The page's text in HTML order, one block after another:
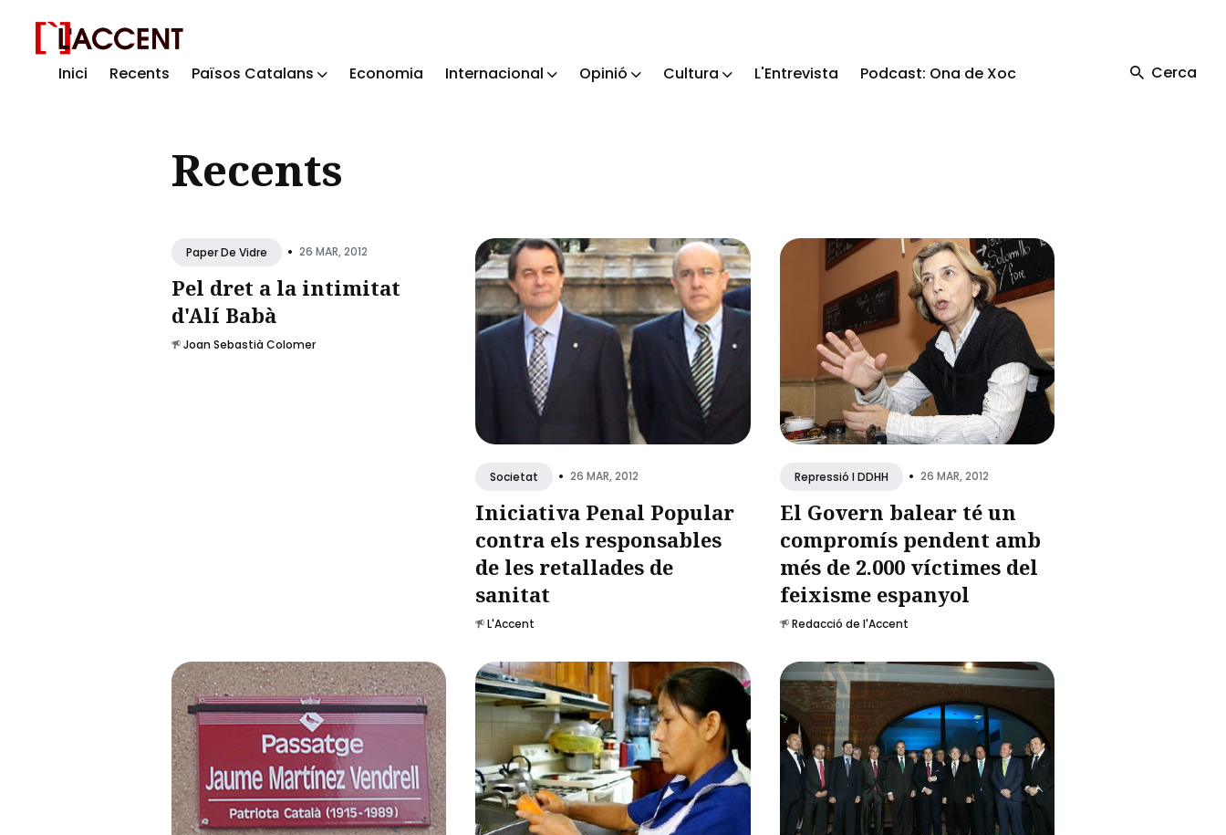
Inici Recents Països Catalans Economia Internacional Opinió Cultura L'Entrevista Podcast: Ona de Xoc Cerca
Recents
Paper De Vidre • 26 MAR, 2012
Pel dret a la intimitat
d'Alí Babà
Joan Sebastià Colomer
Societat • 26 MAR, 2012
Iniciativa Penal Popular
contra els responsables
de les retallades de
sanitat
L'Accent
Repressió I DDHH • 26 MAR, 2012
El Govern balear té un
compromís pendent amb
més de 2.000 víctimes del
feixisme espanyol
Redacció de l'Accent